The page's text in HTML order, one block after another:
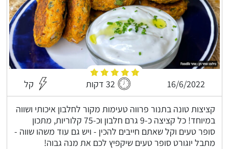
16/6/2022 32 דקות קל
קציצות טונה בתנור פרווה טעימות מקור לחלבון איכותי ושווה
במיוחד! כל קציצה כ-9 גרם חלבון וכ-75 קלוריות, מתכון
סופר טעים וקל שאתם חייבים להכין - ויש גם עוד משהו שווה -
מתבל יוגורט סופר טעים שיקפיץ לכם את מנה גבוה!